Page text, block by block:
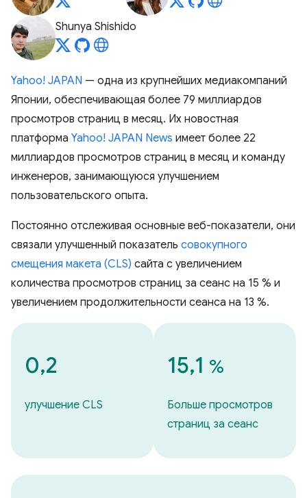
Shunya Shishido
Yahoo! JAPAN — одна из крупнейших медиакомпаний
Японии, обеспечивающая более 79 миллиардов
просмотров страниц в месяц. Их новостная
платформа Yahoo! JAPAN News имеет более 22
миллиардов просмотров страниц в месяц и команду
инженеров, занимающуюся улучшением
пользовательского опыта.
Постоянно отслеживая основные веб-показатели, они
связали улучшенный показатель совокупного
смещения макета (CLS) сайта с увеличением
количества просмотров страниц за сеанс на 15 % и
увеличением продолжительности сеанса на 13 %.
0,2
улучшение CLS
15,1 %
Больше просмотров
страниц за сеанс